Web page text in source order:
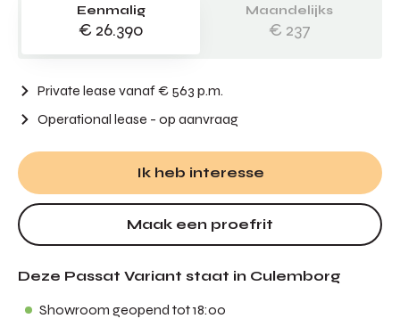
Eenmalig
€ 26.390
Maandelijks
€ 237
Private lease vanaf € 563 p.m.
Operational lease - op aanvraag
Ik heb interesse
Maak een proefrit
Deze Passat Variant staat in Culemborg
Showroom geopend tot 18:00